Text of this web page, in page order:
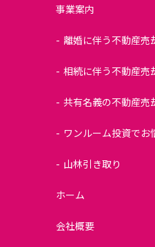
事業案内
離婚に伴う不動産売
相続に伴う不動産売
共有名義の不動産売
ワンルーム投資でお
山林引き取り
ホーム
会社概要